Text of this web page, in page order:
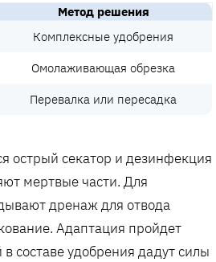
Метод решения
Комплексные удобрения
Омолаживающая обрезка
Перевалка или пересадка
острый секатор и дезинфекция
мертвые части. Для
дренаж для отвода
Адаптация пройдет
составе удобрения дадут силы